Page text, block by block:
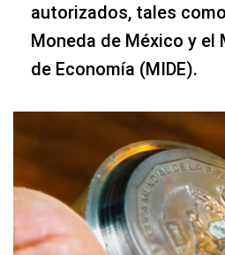
autorizados, tales
Moneda de México y
de Economía (MIDE).